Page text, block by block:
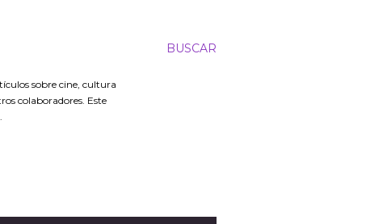
BUSCAR
sobre cine, cultura
colaboradores. Este